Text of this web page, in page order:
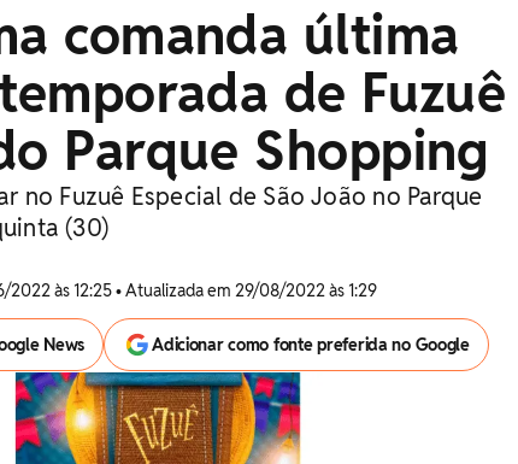
comanda última
de
Parque Shopping
no Fuzuê Especial de São João no Parque
(30)
2022 às 12:25 • Atualizada em 29/08/2022 às 1:29
News Adicionar como fonte preferida no Google